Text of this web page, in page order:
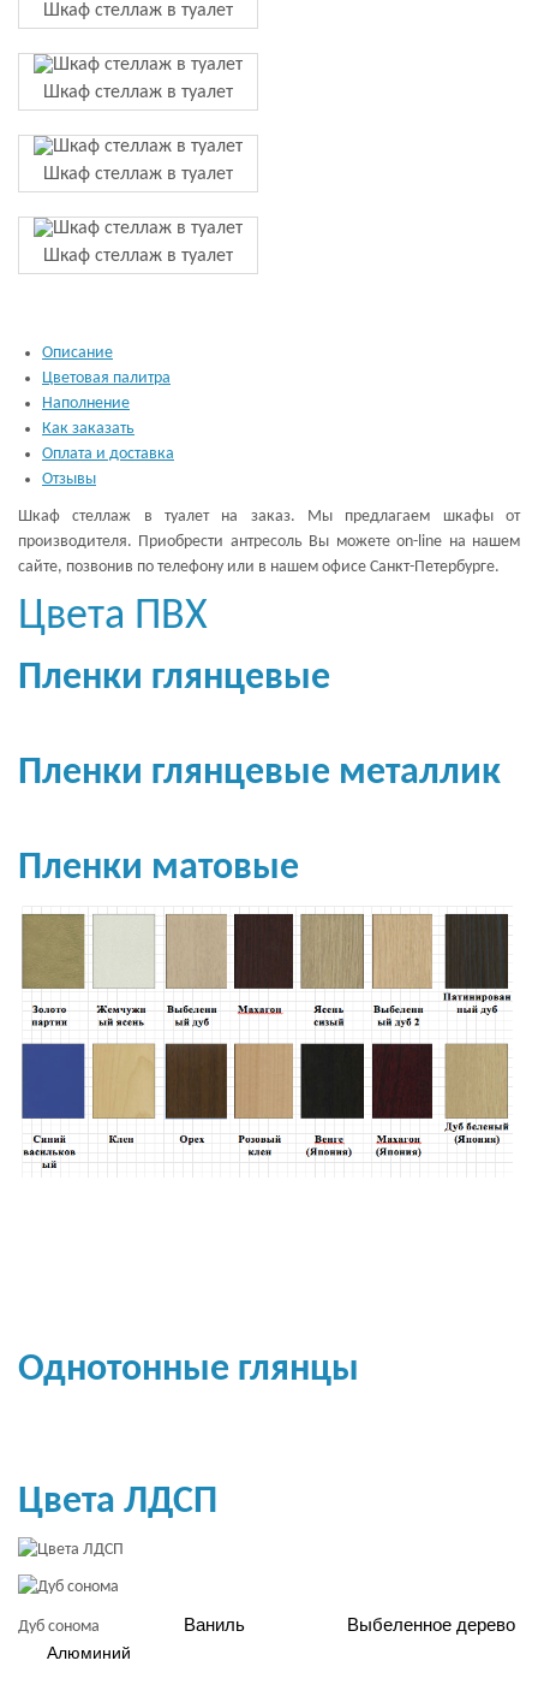
Шкаф стеллаж в туалет
Шкаф стеллаж в туалет
Шкаф стеллаж в туалет
Шкаф стеллаж в туалет
Описание
Цветовая палитра
Наполнение
Как заказать
Оплата и доставка
Отзывы
Шкаф стеллаж в туалет на заказ. Мы предлагаем шкафы от
производителя. Приобрести антресоль Вы можете on-line на нашем
сайте, позвонив по телефону или в нашем офисе Санкт-Петербурге.
Цвета ПВХ
Пленки глянцевые
Пленки глянцевые металлик
Пленки матовые
Однотонные глянцы
Цвета ЛДСП
Дуб сонома Ваниль Выбеленное дерево
Алюминий